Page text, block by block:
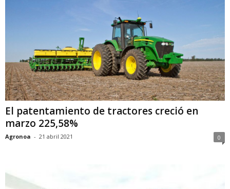
El patentamiento de tractores creció en
marzo 225,58%
Agronoa - 21 abril 2021 0